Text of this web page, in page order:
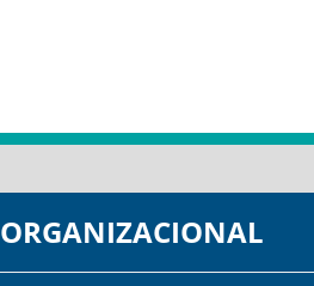
ORGANIZACIONAL